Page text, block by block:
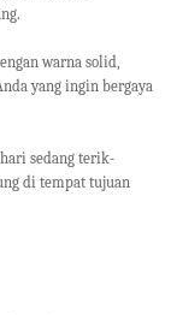
warna solid,
yang ingin bergaya
sedang terik-
di tempat tujuan